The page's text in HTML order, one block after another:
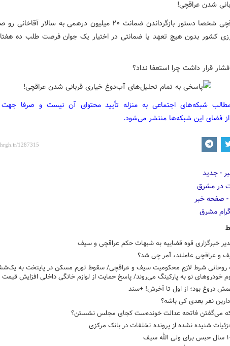
شدن عراقچی!
احمد عراقچی شخصا دستور بازگرداندن ضمانت ۲۰ میلیون درهمی به سالار
کشور بدون هیچ تعهد یا ضمانتی در اختیار یک جوان فرصت طلب ده
قرار داشت چرا استعفا نداد؟
مطالب شبکه‌های اجتماعی به منزله تأیید محتوای آن نیست و صرفا
فضای این شبکه‌ها منتشر می‌شود.
خبرگزاری قوه قضاییه به شبهات حکم عراقچی و سیف
روحانی شرط لازمِ محکومیت سیف و عراقچی/ سقوط تورم مسکن در پایتخت به
دروغ بود؛ از اول تا آخرش! +سند
نفر بعدی کی باشه؟
که می‌گفتن فاتحه عدالت خونده‌ست کجای مجلس نشستن؟
شنیده نشده از پرونده تخلفات در بانک مرکزی